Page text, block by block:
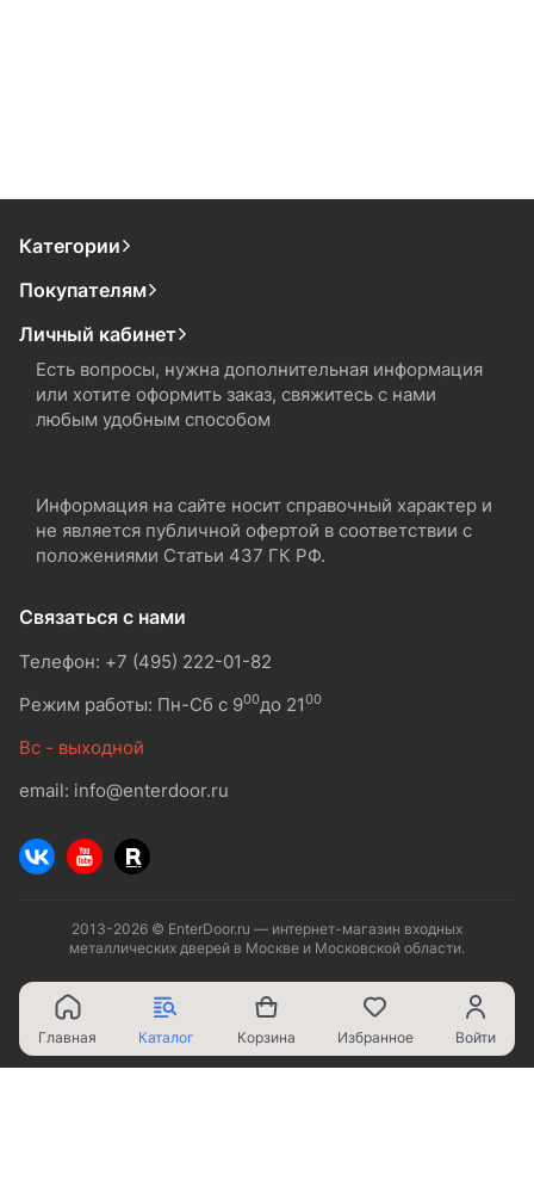
Категории
Покупателям
Личный кабинет
Есть вопросы, нужна дополнительная информация
или хотите оформить заказ, свяжитесь с нами
любым удобным способом
Информация на сайте носит справочный характер и
не является публичной офертой в соответствии с
положениями Статьи 437 ГК РФ.
Связаться с нами
Телефон: +7 (495) 222-01-82
Режим работы: Пн-Сб с 900до 2100
Вс - выходной
email: info@enterdoor.ru
2013-2026 © EnterDoor.ru — интернет-магазин входных
металлических дверей в Москве и Московской области.
Главная Каталог Корзина Избранное Войти